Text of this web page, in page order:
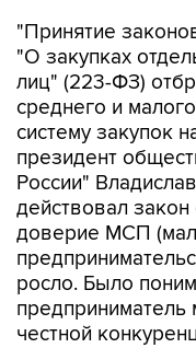
"Принятие
"О закупках
лиц" (223-ФЗ)
среднего и
систему закупок
президент
России"
действовал
доверие МСП
росло. Было
предприниматель
честной